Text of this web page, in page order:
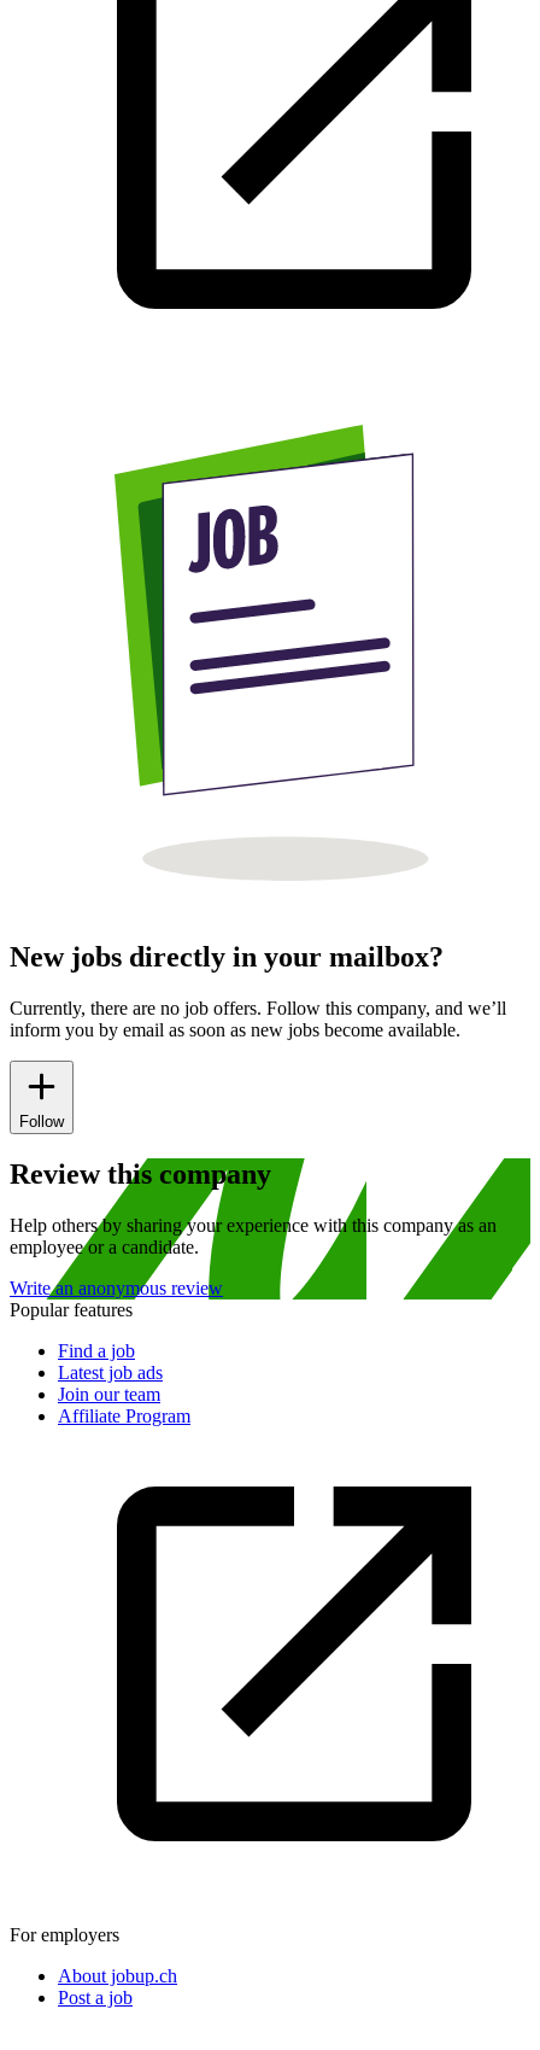
New jobs directly in your mailbox?
Currently, there are no job offers. Follow this company, and we’ll
inform you by email as soon as new jobs become available.
Follow
Review this company
Help others by sharing your experience with this company as an
employee or a candidate.
Write an anonymous review
Popular features
Find a job
Latest job ads
Join our team
Affiliate Program
For employers
About jobup.ch
Post a job